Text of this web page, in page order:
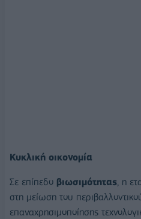
Κυκλική οικονομία
Σε επίπεδο βιωσιμότητας, η
στη μείωση του
επαναχρησιμοποίησης